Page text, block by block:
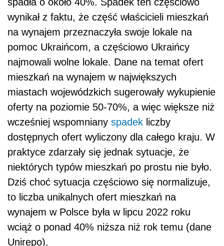
spadła o około 40%. Spadek ten częściowo
wynikał z faktu, że część właścicieli mieszkań
na wynajem przeznaczyła swoje lokale na
pomoc Ukraińcom, a częściowo Ukraińcy
najmowali wolne lokale. Dane na temat ofert
mieszkań na wynajem w największych
miastach wojewódzkich sugerowały wykupienie
oferty na poziomie 50-70%, a więc większe niż
wcześniej wspomniany spadek liczby
dostępnych ofert wyliczony dla całego kraju. W
praktyce zdarzały się jednak sytuacje, że
niektórych typów mieszkań po prostu nie było.
Dziś choć sytuacja częściowo się normalizuje,
to liczba unikalnych ofert mieszkań na
wynajem w Polsce była w lipcu 2022 roku
wciąż o ponad 40% niższa niż rok temu (dane
Unirepo).